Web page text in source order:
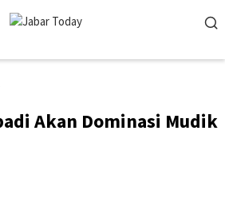
Akan Dominasi Mudik